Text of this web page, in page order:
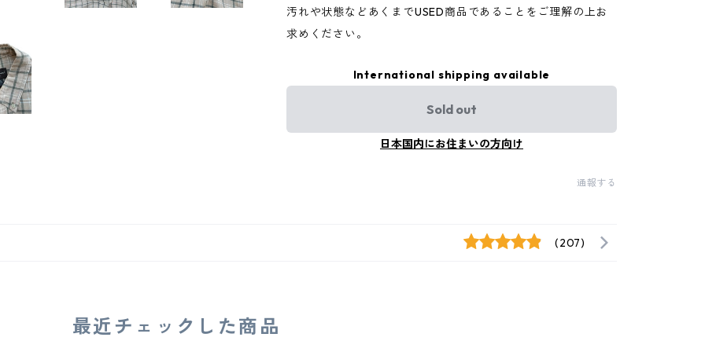
汚れや状態などあくまでUSED商品であることをご理解の上お
求めください。
International shipping available
Sold out
日本国内にお住まいの方向け
通報する
(207)
最近チェックした商品